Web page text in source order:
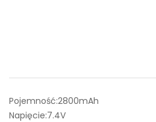
Pojemność:2800mAh
Napięcie:7.4V